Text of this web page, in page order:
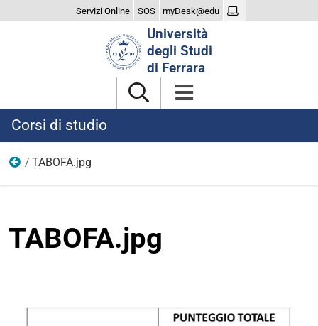
Servizi Online SOS myDesk@edu
Università
degli Studi
di Ferrara
Corsi di studio
TOLC
TABOFA.jpg
TABOFA.jpg